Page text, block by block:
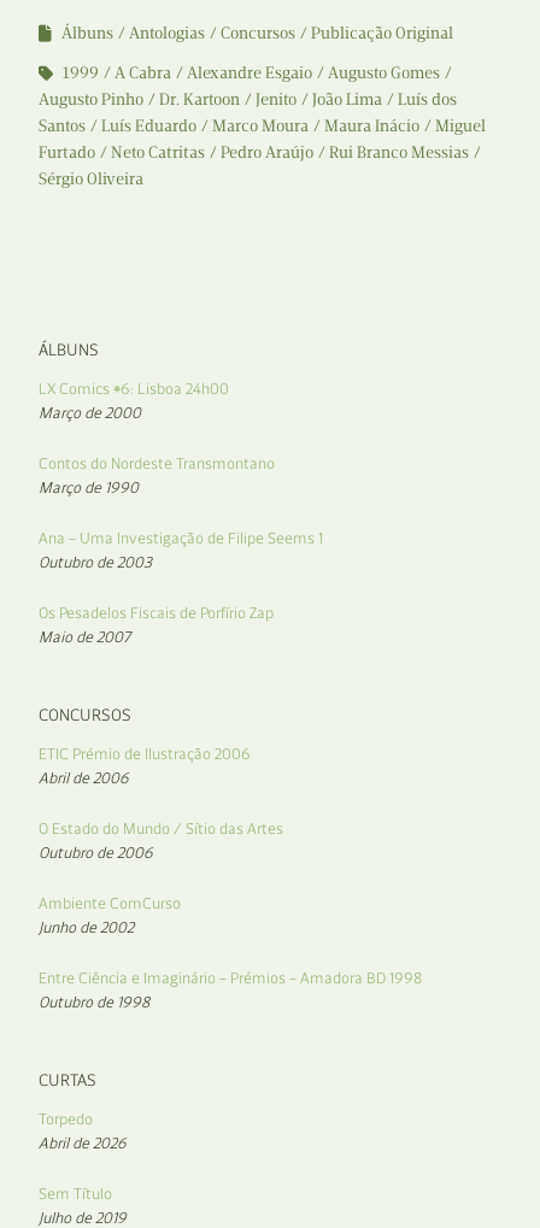
Álbuns Antologias Concursos
Publicação Original
1999
A Cabra Alexandre Esgaio
Augusto Gomes
Augusto Pinho
Dr. Kartoon Jenito João Lima
Luís dos
Santos
Luís Eduardo Marco Moura Maura Inácio
Miguel
Furtado
Neto Catritas Pedro Araújo
Rui Branco Messias
Sérgio Oliveira
ÁLBUNS
LX Comics #6: Lisboa 24h00
Março de 2000
Contos do Nordeste Transmontano
Março de 1990
Ana – Uma Investigação de Filipe Seems 1
Outubro de 2003
Os Pesadelos Fiscais de Porfírio Zap
Maio de 2007
CONCURSOS
ETIC Prémio de Ilustração 2006
Abril de 2006
O Estado do Mundo / Sítio das Artes
Outubro de 2006
Ambiente ComCurso
Junho de 2002
Entre Ciência e Imaginário – Prémios – Amadora BD 1998
Outubro de 1998
CURTAS
Torpedo
Abril de 2026
Sem Título
Julho de 2019